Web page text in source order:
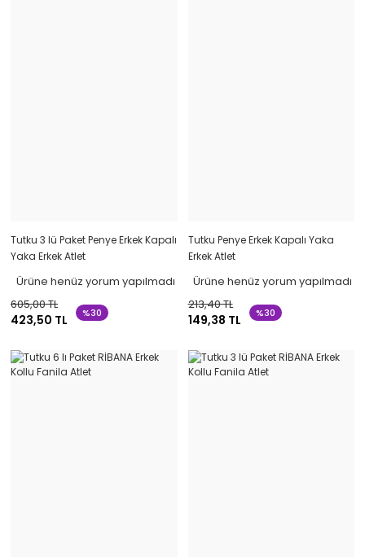
Tutku 3 lü Paket Penye Erkek Kapalı
Yaka Erkek Atlet
Ürüne henüz yorum yapılmadı
605,00 TL
423,50 TL %30
Tutku Penye Erkek Kapalı Yaka
Erkek Atlet
Ürüne henüz yorum yapılmadı
213,40 TL
149,38 TL %30